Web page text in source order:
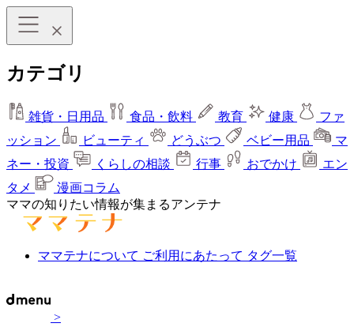
カテゴリ
雑貨・日用品 食品・飲料 教育 健康
ファ
ッション
ビューティ どうぶつ ベビー用品
マ
ネー・投資
くらしの相談 行事 おでかけ
エン
タメ
漫画コラム
ママの知りたい情報が集まるアンテナ
ママテナについて ご利用にあたって タグ一覧
>